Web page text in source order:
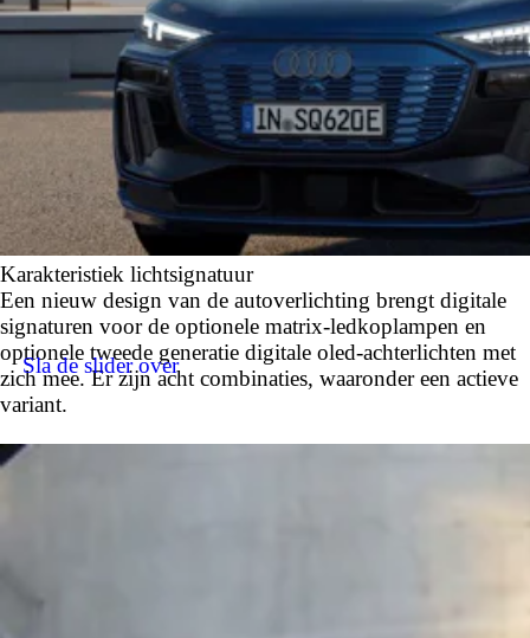
Karakteristiek lichtsignatuur
Een nieuw design van de autoverlichting brengt digitale
signaturen voor de optionele matrix-ledkoplampen en
optionele tweede generatie digitale oled-achterlichten met
zich mee. Er zijn acht combinaties, waaronder een actieve
variant.
Sla de slider over